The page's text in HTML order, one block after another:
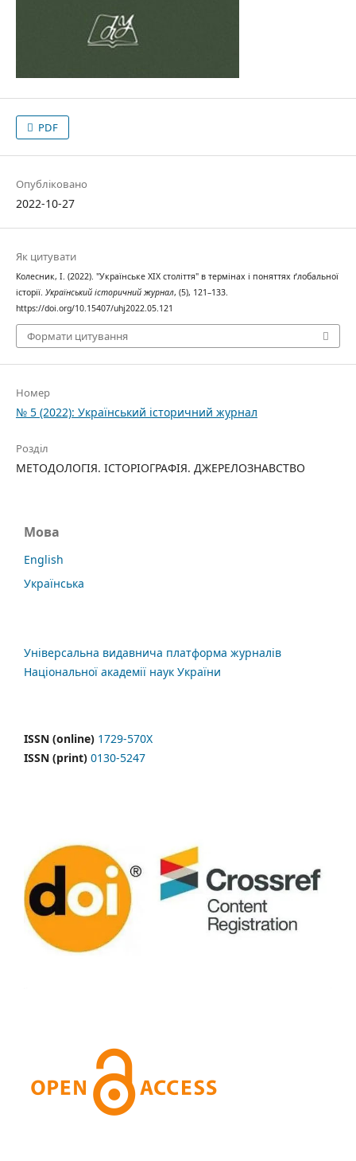
PDF
Опубліковано
2022-10-27
Як цитувати
Колесник, І. (2022). "Українське ХІХ століття" в термінах і поняттях ґлобальної
історії. Український історичний журнал, (5), 121–133.
https://doi.org/10.15407/uhj2022.05.121
Формати цитування
Номер
№ 5 (2022): Український історичний журнал
Розділ
МЕТОДОЛОГІЯ. ІСТОРІОГРАФІЯ. ДЖЕРЕЛОЗНАВСТВО
Мова
English
Українська
Універсальна видавнича платформа журналів
Національної академії наук України
ISSN (online) 1729-570X
ISSN (print) 0130-5247